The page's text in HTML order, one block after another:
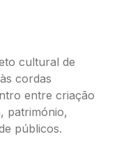
cultural de
cordas
entre criação
património,
públicos.